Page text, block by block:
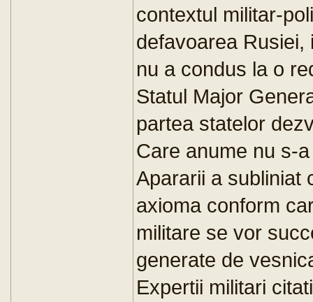
contextul militar-
defavoarea
nu a condus la o
Statul Major
partea statelor
Care anume nu s-
Apararii a subliniat
axioma conform
militare se vor
generate de
Expertii militari